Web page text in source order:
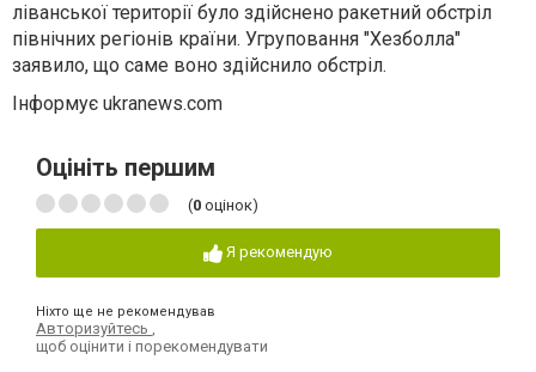
ліванської території було здійснено ракетний обстріл
північних регіонів країни. Угруповання "Хезболла"
заявило, що саме воно здійснило обстріл.
Інформує ukranews.com
Оцініть першим
(0 оцінок)
Я рекомендую
Ніхто ще не рекомендував
Авторизуйтесь ,
щоб оцінити і порекомендувати